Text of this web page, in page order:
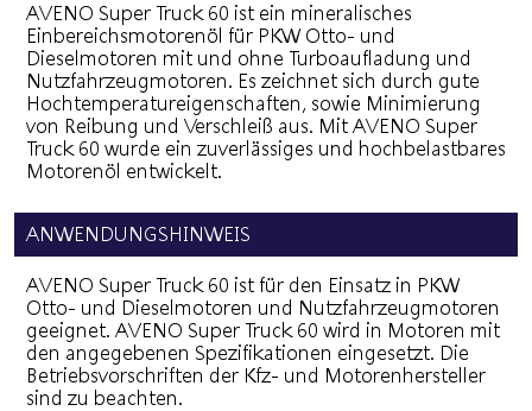
AVENO Super Truck 60 ist ein mineralisches
Einbereichsmotorenöl für PKW Otto- und
Dieselmotoren mit und ohne Turboaufladung und
Nutzfahrzeugmotoren. Es zeichnet sich durch gute
Hochtemperatureigenschaften, sowie Minimierung
von Reibung und Verschleiß aus. Mit AVENO Super
Truck 60 wurde ein zuverlässiges und hochbelastbares
Motorenöl entwickelt.
ANWENDUNGSHINWEIS
AVENO Super Truck 60 ist für den Einsatz in PKW
Otto- und Dieselmotoren und Nutzfahrzeugmotoren
geeignet. AVENO Super Truck 60 wird in Motoren mit
den angegebenen Spezifikationen eingesetzt. Die
Betriebsvorschriften der Kfz- und Motorenhersteller
sind zu beachten.